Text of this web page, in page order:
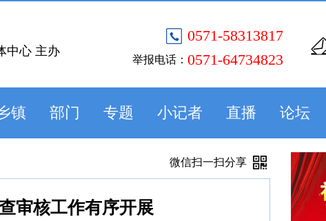
0571-58313817
举报电话： 0571-64734823
中心 主办
镇 部门 专题 小记者 直播 论坛
微信扫一扫分享
审核工作有序开展